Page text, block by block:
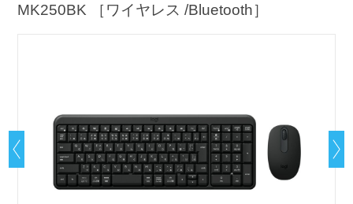
MK250BK ［ワイヤレス /Bluetooth］